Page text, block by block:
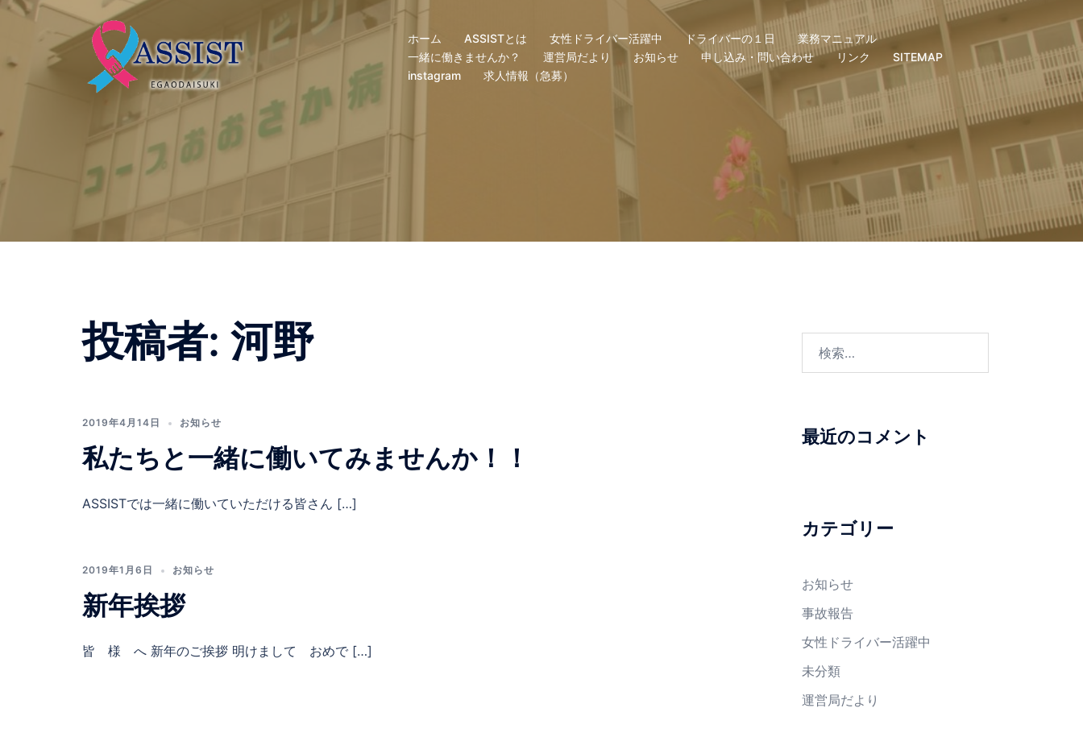
コ
ン
ス
ホーム ASSISTとは 女性ドライバー活躍中 ドライバーの１日
業務マニュアル
一緒に働きませんか？
運営局だより お知らせ 申し込み・問い合わせ リンク
SITEMAP
instagram
求人情報（急募）
投稿者: 河野
2019年4月14日 お知らせ
私たちと一緒に働いてみませんか！！
ASSISTでは一緒に働いていただける皆さん […]
2019年1月6日 お知らせ
新年挨拶
皆 様 へ 新年のご挨拶 明けまして おめで […]
最近のコメント
カテゴリー
お知らせ
事故報告
女性ドライバー活躍中
未分類
運営局だより